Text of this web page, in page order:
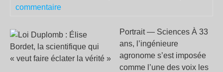
commentaire
Portrait — Sciences À 33
ans, l’ingénieure
agronome s’est imposée
comme l’une des voix les